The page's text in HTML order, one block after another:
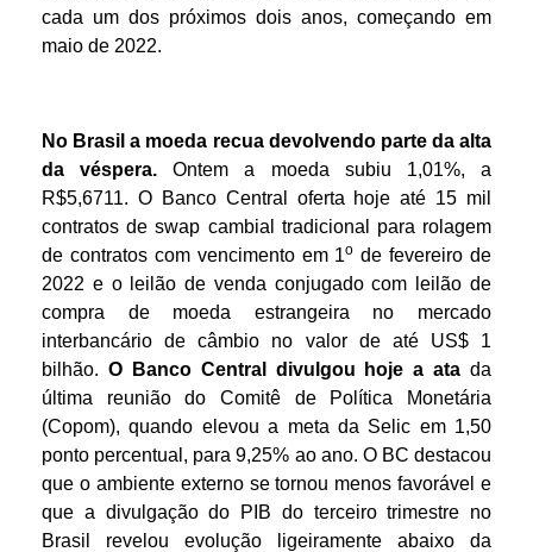
cada um dos próximos dois anos, começando em
maio de 2022.
No Brasil a moeda recua devolvendo parte da alta
da véspera.Ontem a moeda subiu 1,01%, a
R$5,6711. O Banco Central oferta hoje até 15 mil
contratos de swap cambial tradicional para rolagem
de contratos com vencimento em 1o de fevereiro de
2022 e o leilão de venda conjugado com leilão de
compra de moeda estrangeira no mercado
interbancário de câmbio no valor de até US$ 1
bilhão. O Banco Central divulgou hoje a ata da
última reunião do Comitê de Política Monetária
(Copom), quando elevou a meta da Selic em 1,50
ponto percentual, para 9,25% ao ano. O BC destacou
que o ambiente externo se tornou menos favorável e
que a divulgação do PIB do terceiro trimestre no
Brasil revelou evolução ligeiramente abaixo da